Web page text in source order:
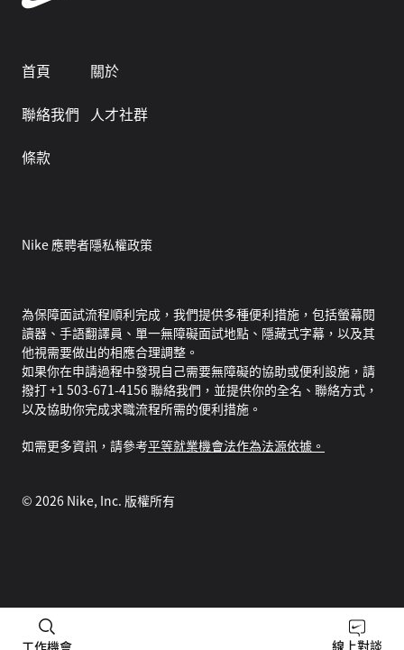
首頁
關於
聯絡我們
人才社群
條款
Nike 應聘者隱私權政策
為保障面試流程順利完成，我們提供多種便利措施，包括螢幕閱
讀器、手語翻譯員、單一無障礙面試地點、隱藏式字幕，以及其
他視需要做出的相應合理調整。
如果你在申請過程中發現自己需要無障礙的協助或便利設施，請
撥打 +1 503-671-4156 聯絡我們，並提供你的全名、聯絡方式，
以及協助你完成求職流程所需的便利措施。
如需更多資訊，請參考平等就業機會法作為法源依據。
© 2026 Nike, Inc. 版權所有
工作機會 線上對談